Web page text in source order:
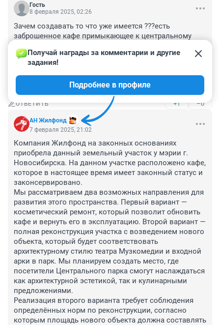
Гость
8 февраля 2025, 02:26
Зачем создавать то что уже имеется ???есть
заброшенное кафе примыкающее к центральному
очень популярное и удобное , кому оно помешало ?А
то здание что планировали для обслуживания парка ,
оно и подходит чудесно без всякой перестройки для
ОТВЕТИТЬ +1 –0
АН Жилфонд
Получай награды за комментарии и другие
задания!
Подробнее в профиле
7 февраля 2025, 21:02
Компания Жилфонд на законных основаниях
приобрела данный земельный участок у мэрии г.
Новосибирска. На данном участке расположено кафе,
которое в настоящее время имеет законный статус и
законсервировано.
Мы рассматриваем два возможных направления для
развития этого пространства. Первый вариант —
косметический ремонт, который позволит обновить
кафе и вернуть его в эксплуатацию. Второй вариант —
полная реконструкция участка с возведением нового
объекта, который будет соответствовать
архитектурному стилю театра Музкомедии и входной
арки в парк. Мы планируем создать место, где
посетители Центрального парка смогут наслаждаться
как архитектурной эстетикой, так и кулинарными
предложениями.
Реализация второго варианта требует соблюдения
определённых норм по реконструкции, согласно
которым площадь нового объекта должна составлять